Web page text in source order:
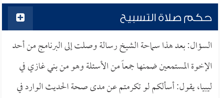
حكم صلاة التسبيح
السؤال: بعد هذا سماحة الشيخ رسالة وصلت إلى البرنامج من أحد
الإخوة المستمعين ضمنها جمعاً من الأسئلة وهو من بني غازي في
ليبيا، يقول: أسألكم لو تكرمتم عن مدى صحة الحديث الوارد في